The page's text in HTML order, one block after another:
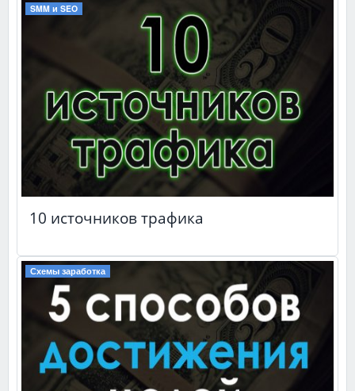
SMM и SEO
10 источников трафика
Схемы заработка